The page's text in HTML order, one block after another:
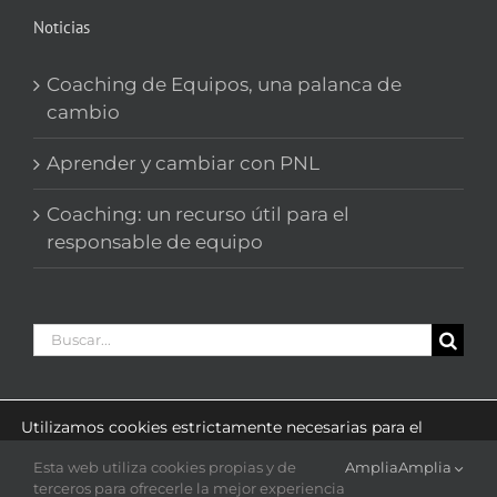
Noticias
Coaching de Equipos, una palanca de
cambio
Aprender y cambiar con PNL
Coaching: un recurso útil para el
responsable de equipo
Buscar:
© Copyright 2007-2020DO_SinergiaTodos los derechos
Utilizamos cookies estrictamente necesarias para el
funcionamiento de este sitio web y cookies estadísticas
con el fin de optimizar la navegación.
Puede cambiar sus preferencias en cualquier momento
Esta web utiliza cookies propias y de
terceros para ofrecerle la mejor experiencia
AmpliaAmplia